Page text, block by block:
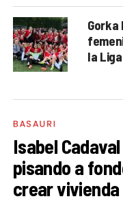
Gorka
la
BASAURI
Isabel
pisando a
crear vivienda